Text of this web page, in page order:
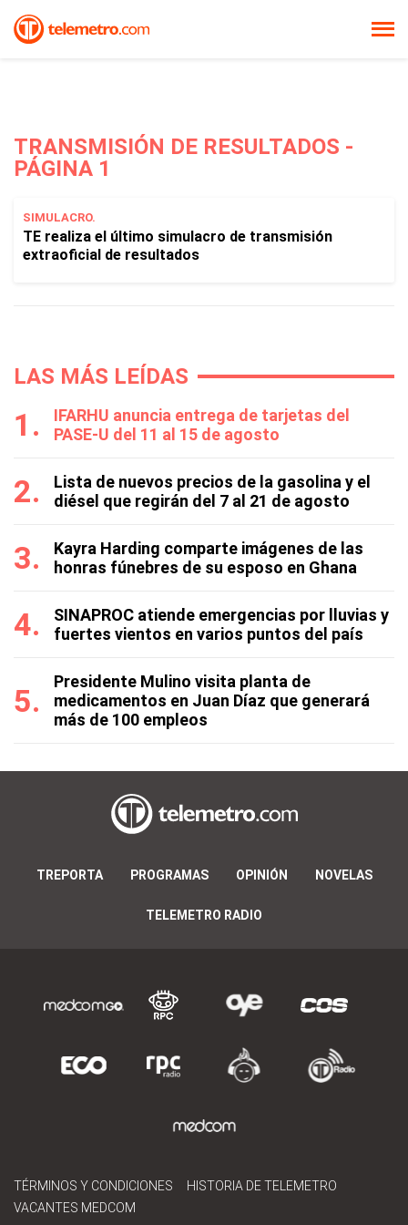
TRANSMISIÓN DE RESULTADOS -
PÁGINA 1
SIMULACRO.
TE realiza el último simulacro de transmisión
extraoficial de resultados
LAS MÁS LEÍDAS
IFARHU anuncia entrega de tarjetas del
PASE-U del 11 al 15 de agosto
Lista de nuevos precios de la gasolina y el
diésel que regirán del 7 al 21 de agosto
Kayra Harding comparte imágenes de las
honras fúnebres de su esposo en Ghana
SINAPROC atiende emergencias por lluvias y
fuertes vientos en varios puntos del país
Presidente Mulino visita planta de
medicamentos en Juan Díaz que generará
más de 100 empleos
TREPORTA PROGRAMAS OPINIÓN NOVELAS
TELEMETRO RADIO
TÉRMINOS Y CONDICIONES
HISTORIA DE TELEMETRO
VACANTES MEDCOM